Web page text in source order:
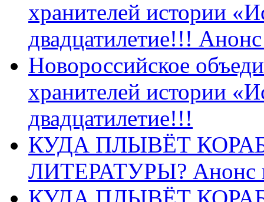
хранителей истории
двадцатилетие!!!
Новороссийское
хранителей истории
двадцатилетие!!!
КУДА ПЛЫВЁТ
ЛИТЕРАТУРЫ? Анонс